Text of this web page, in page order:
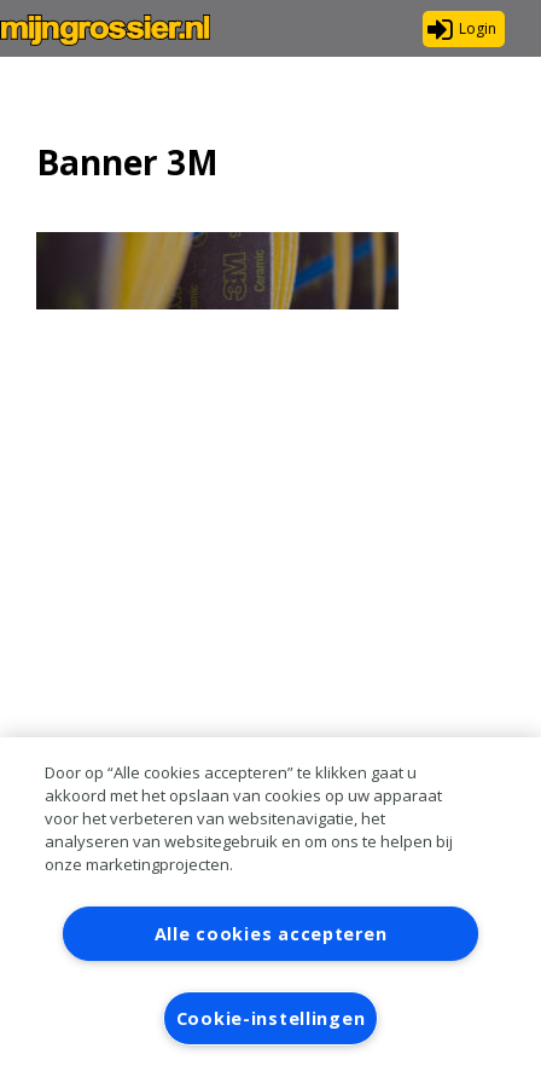
Login
Banner 3M
Contact Account aanvragen
Inloggen
RAI bestanden
Privacy
Algemene
voorwaarden
Verwerkersovereenkomst
Door op “Alle cookies accepteren” te klikken gaat u
akkoord met het opslaan van cookies op uw apparaat
voor het verbeteren van websitenavigatie, het
analyseren van websitegebruik en om ons te helpen bij
onze marketingprojecten.
Alle cookies accepteren
Cookie-instellingen